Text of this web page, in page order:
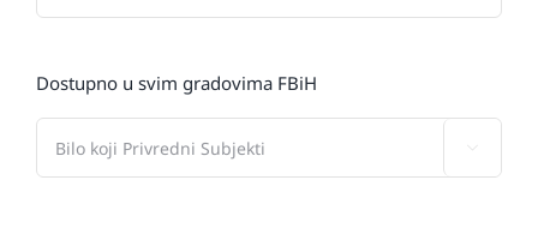
Dostupno u svim gradovima FBiH